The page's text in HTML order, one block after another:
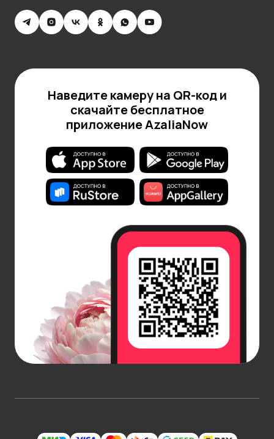
Наведите камеру на QR-код и
скачайте бесплатное
приложение AzaliaNow